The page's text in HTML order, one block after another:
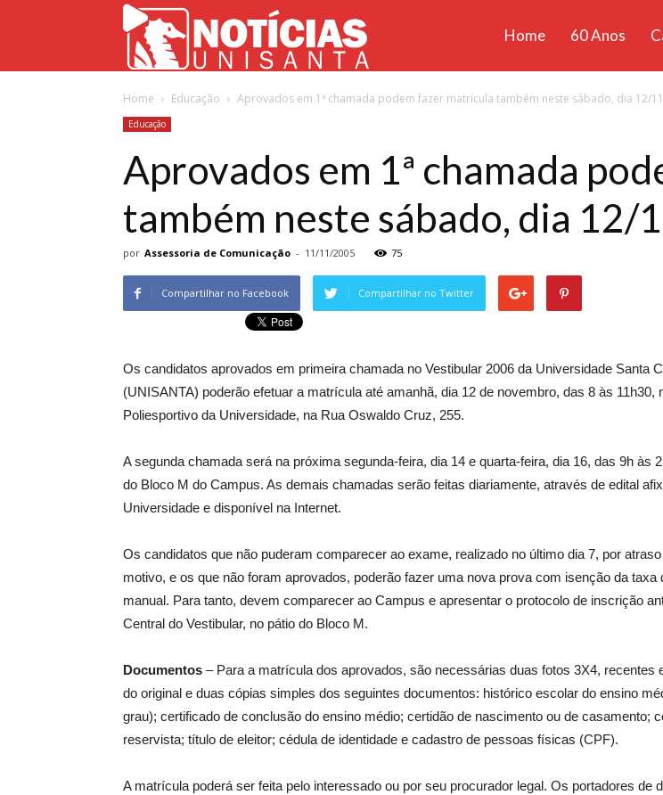
Unisanta
Home 60 Anos
Home Educação Aprovados em 1ª chamada podem fazer matrícula também neste sábado, dia 12/11
Educação
Aprovados em 1ª chamada
também neste sábado, dia 12/
por Assessoria de Comunicação - 11/11/2005 75
Compartilhar no Facebook Compartilhar no Twitter
Os candidatos aprovados em primeira chamada no Vestibular 2006 da Universidade Santa
(UNISANTA) poderão efetuar a matrícula até amanhã, dia 12 de novembro, das 8 às 11h30,
Poliesportivo da Universidade, na Rua Oswaldo Cruz, 255.
A segunda chamada será na próxima segunda-feira, dia 14 e quarta-feira, dia 16, das 9h às
do Bloco M do Campus. As demais chamadas serão feitas diariamente, através de edital
Universidade e disponível na Internet.
Os candidatos que não puderam comparecer ao exame, realizado no último dia 7, por
motivo, e os que não foram aprovados, poderão fazer uma nova prova com isenção da taxa
manual. Para tanto, devem comparecer ao Campus e apresentar o protocolo de inscrição
Central do Vestibular, no pátio do Bloco M.
Documentos – Para a matrícula dos aprovados, são necessárias duas fotos 3X4, recentes
do original e duas cópias simples dos seguintes documentos: histórico escolar do ensino
grau); certificado de conclusão do ensino médio; certidão de nascimento ou de casamento;
reservista; título de eleitor; cédula de identidade e cadastro de pessoas físicas (CPF).
A matrícula poderá ser feita pelo interessado ou por seu procurador legal. Os portadores de